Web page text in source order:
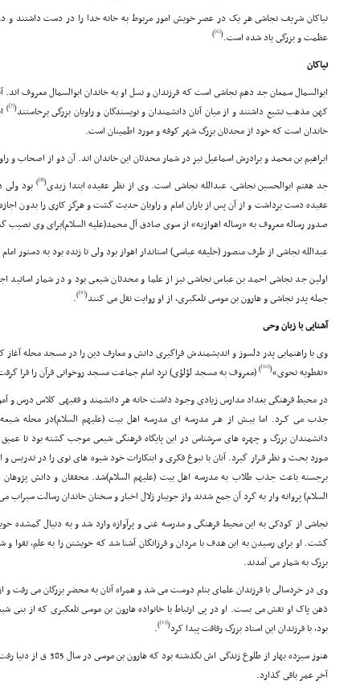
نیاکان شریف نجاشى هر یک در عصر خویش امور مربوط به خانه خدا را در دست داشتند و در
عظمت و بزرگى یاد شده است.(
[6]
)
نیاکان
ابوالسمال سمعان جد دهم نجاشى است که فرزندان و نسل او به خاندان ابوالسمال معروف اند.
کهن مذهب تشیع داشتند و از میان آنان دانشمندان و نویسندگان و راویان بزرگى برخاستند(
[7]
)
خاندان است که خود از محدثان بزرگ شهر کوفه و مورد اطمینان است.
ابراهیم بن محمد و برادرش اسماعیل نیز در شمار محدثان این خاندان اند. آن دو از اصحاب و
جد هفتم ابوالحسین نجاشى، عبدالله نجاشى است. وى از نظر عقیده ابتدا زیدى(
[8]
) بود ولى
عقیده دست برداشت و از آن پس از یاران امام و راویان حدیث گشت و هرگز کارى را بدون اجازه
صدور رساله معروف به «رساله اهوازیه» از سوى صادق آل محمد(علیه السلام)براى وى
عبدالله نجاشى از طرف منصور (خلیفه عباسى) استاندار اهواز بود ولى تا زنده بود به دستور
اولین جد نجاشى احمد بن عباس نجاشى نیز از علما و محدثان شیعى بود و در شمار اساتید
جمله پدر نجاشى و هارون بن موسى تلعکبرى، از او روایت نقل مى کنند(
[9]
)
.
آشنایى با زبان وحى
وى با راهنمایى پدر دلسوز و اندیشمندش فراگیرى دانش و معارف دین را در مسجد محله آغاز
«نفطویه نحوى»(
[10]
)(معروف به مسجد لؤلؤى) نزد امام جماعت مسجد روخوانى قرآن را فرا
در محیط فرهنگى بغداد مدارس زیادى وجـود داشت خانه هر دانشمند و فقیهى کلاس درس و
جذب مى کـرد. اما بیـش از هـر مدرسه اى مدرسه اهل بیت (علیهم السلام)در محله
دانشمندان بزرگ و چهره هاى سرشناس در این پایگاه فرهنگى شیعى موجب گشته بود تا
مـورد بحـث و نظر قـرار گیرد. آنان با نبوغ فکرى و ابتکارات خود شیوه هاى نوى را در
برجسته باعث جذب طلاب به مدرسه اهل بیت (علیهم السلام)شد. محققان و دانش
السلام) پروانه وار به گرد آن جمع شدند واز جویبار زلال اخبار و سخنان خاندان رسالت سیراب
نجاشى از کودکى به این محیط فرهنگى و مدرسه غنى و پرآوازه وارد شد و به دنبال گمشده
گشت. او براى رسیدن به این هدف با مردان و فرزانگان آشنا شد که خویشتن را به علم، تقوا و
بزرگ به شمار مى آمدند.
وى در خردسالى با فرزندان علماى بنام دوست مى شد و همراه آنان به محضر بزرگان مى رفت و
ذهن پاک او نقش مى بست. او در پى ارتباط با خانواده هارون بن موسى تلعکبرى که از بنى
بود، با فرزندان این استاد بزرگ رفاقت پیدا کرد(
[13]
)
.
هنوز سیزده بهار از طلوع
آخر عمر باقى گذارد.